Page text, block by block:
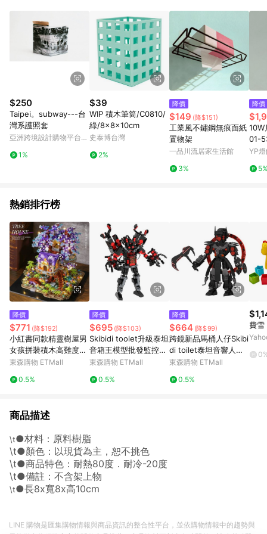
導購資格。 (3) 使用九乘九APP下單，將無法獲得點數回饋。
$250
Taipei。subway---台
灣系護照套
亞洲跨境設計購物平台
1%
$39
WIP 積木筆筒/C0810/
綠/8x8x10cm
史泰博台灣
2%
降價
$149 (降$151)
工業風不鏽鋼無痕面紙
置物架
一品川流居家生活館
3%
降價
10W
01-
YP
熱銷排行榜
降價
$771 (降$192)
小紅書同款精靈樹屋男
女孩拼裝積木高難度巨
大型積木玩具生日禮物
東森購物 ETMall
0.5%
降價
$695 (降$103)
Skibidi toolet升級泰坦
音箱王模型批發監控人
馬桶人周邊玩具積木
東森購物 ETMall
0.5%
降價
$664 (降$99)
跨鏡新品馬桶人仔Skibi
di toilet泰坦音響人電
視人監控人積木玩具
東森購物 ETMall
0.5%
費雪
商品描述
\t●材料：原料樹脂
\t●顏色：以現貨為主，恕不挑色
\t●商品特色：耐熱80度．耐冷-20度
\t●備註：不含架上物
\t●長8x寬8x高10cm
LINE 購物是匯集購物情報與商品資訊的整合性平台，並依購物情報中的趨勢與